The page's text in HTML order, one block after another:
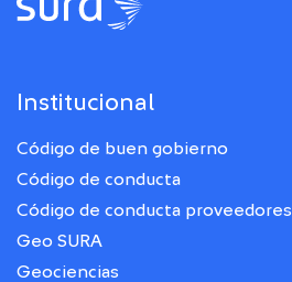
Institucional
Código de buen gobierno
Código de conducta
Código de conducta proveedores
Geo SURA
Geociencias